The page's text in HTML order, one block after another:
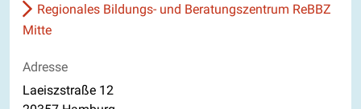
Regionales Bildungs- und Beratungszentrum ReBBZ
Mitte
Adresse
Laeiszstraße 12